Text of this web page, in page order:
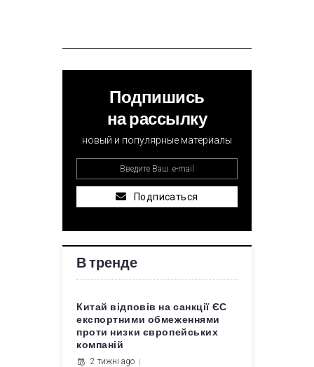
Подпишись
на рассылку
новый и популярные материалы
Подписаться
В тренде
Китай відповів на санкції ЄС
експортними обмеженнями
проти низки європейських
компаній
2 тижні ago